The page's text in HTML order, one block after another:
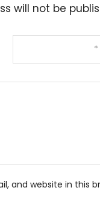
will not be
and website in this